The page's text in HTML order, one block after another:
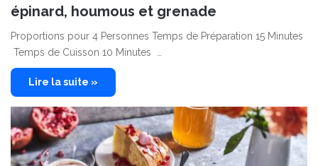
épinard, houmous et grenade
Proportions pour 4 Personnes Temps de Préparation 15 Minutes
Temps de Cuisson 10 Minutes …
Lire la suite »